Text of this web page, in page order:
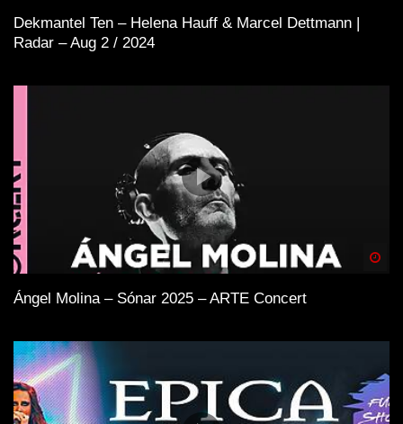
Dekmantel Ten – Helena Hauff & Marcel Dettmann |
Radar – Aug 2 / 2024
Ángel Molina – Sónar 2025 – ARTE Concert